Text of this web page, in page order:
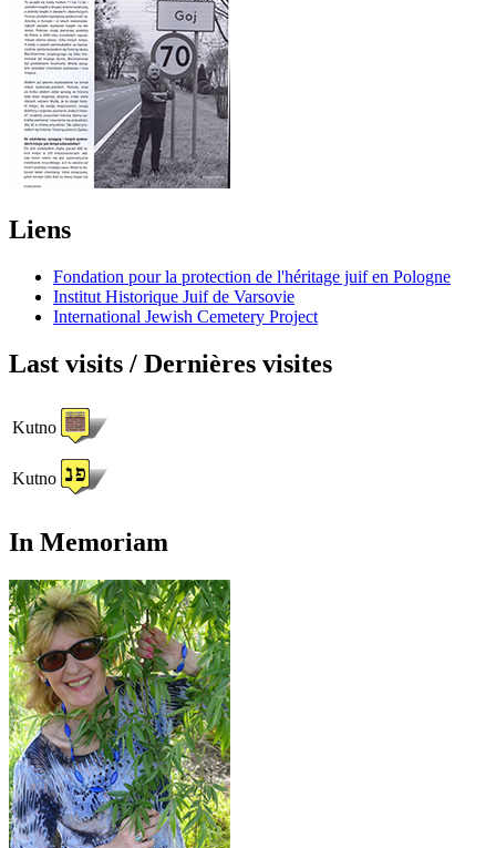
Liens
Fondation pour la protection de l'héritage juif en Pologne
Institut Historique Juif de Varsovie
International Jewish Cemetery Project
Last visits / Dernières visites
Kutno
Kutno
In Memoriam